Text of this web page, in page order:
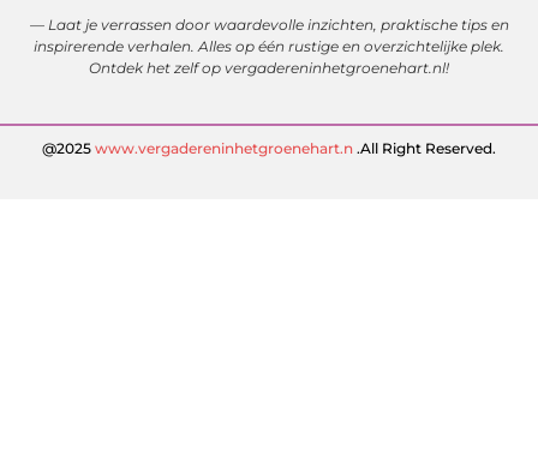
— Laat je verrassen door waardevolle inzichten, praktische tips en
inspirerende verhalen. Alles op één rustige en overzichtelijke plek.
Ontdek het zelf op vergadereninhetgroenehart.nl!
@2025 www.vergadereninhetgroenehart.n .All Right Reserved.